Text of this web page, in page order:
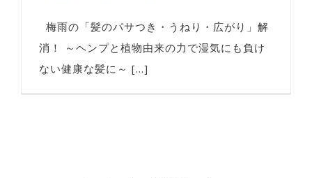
梅雨の「髪のパサつき・うねり・広がり」解
消！ ～ヘンプと植物由来の力で湿気にも負け
ない健康な髪に～ [...]